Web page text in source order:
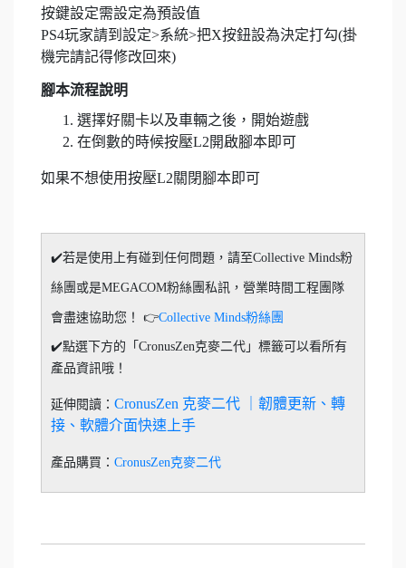
按鍵設定需設定為預設值
PS4玩家請到設定>系統>把X按鈕設為決定打勾(掛
機完請記得修改回來)
腳本流程說明
選擇好關卡以及車輛之後，開始遊戲
在倒數的時候按壓L2開啟腳本即可
如果不想使用按壓L2關閉腳本即可
✔️若是使用上有碰到任何問題，請至Collective Minds粉
絲團或是MEGACOM粉絲團私訊，營業時間工程團隊
會盡速協助您！ 👉Collective Minds粉絲團
✔️點選下方的「CronusZen克麥二代」標籤可以看所有
產品資訊哦！
延伸閱讀： CronusZen 克麥二代 ｜韌體更新、轉
接、軟體介面快速上手
產品購買： CronusZen克麥二代